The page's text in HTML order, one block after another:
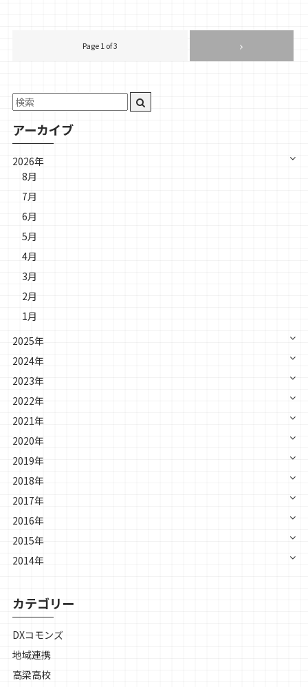
Page 1 of 3
アーカイブ
2026年
8月
7月
6月
5月
4月
3月
2月
1月
2025年
2024年
2023年
2022年
2021年
2020年
2019年
2018年
2017年
2016年
2015年
2014年
カテゴリー
DXコモンズ
地域連携
高梁高校